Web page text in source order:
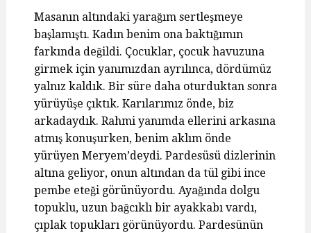
Masanın altındaki yarağım sertleşmeye
başlamıştı. Kadın benim ona baktığımın
farkında değildi. Çocuklar, çocuk havuzuna
girmek için yanımızdan ayrılınca, dördümüz
yalnız kaldık. Bir süre daha oturduktan sonra
yürüyüşe çıktık. Karılarımız önde, biz
arkadaydık. Rahmi yanımda ellerini arkasına
atmış konuşurken, benim aklım önde
yürüyen Meryem’deydi. Pardesüsü dizlerinin
altına geliyor, onun altından da tül gibi ince
pembe eteği görünüyordu. Ayağında dolgu
topuklu, uzun bağcıklı bir ayakkabı vardı,
çıplak topukları görünüyordu. Pardesünün